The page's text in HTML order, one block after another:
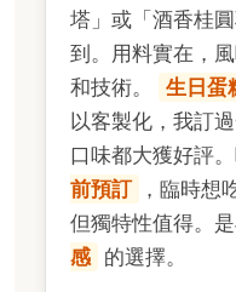
塔」或「酒香桂
到。用料實在，
和技術。
生日蛋
以客製化，我訂
口味都大獲好評
前預訂
，臨時想
但獨特性值得。
感 的選擇。